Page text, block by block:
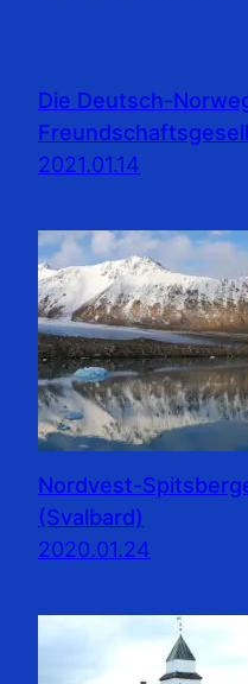
Die Deutsch-
2021.01.14
Nordvest-
(Svalbard)
2020.01.24